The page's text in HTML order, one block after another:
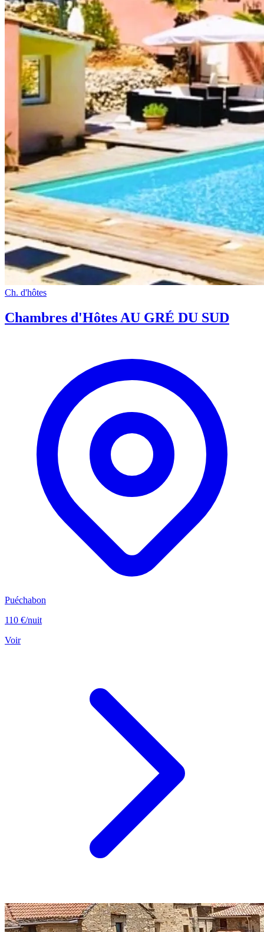
Ch. d'hôtes
Chambres d'Hôtes AU GRÉ DU SUD
Puéchabon
110 €/nuit
Voir